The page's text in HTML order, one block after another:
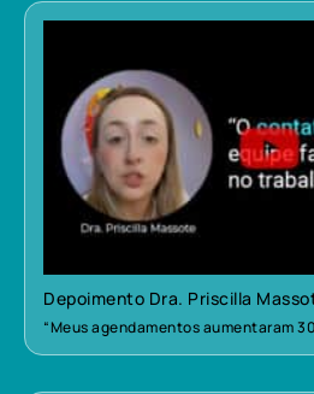
Depoimento Dra. Priscilla
“Meus agendamentos aumentaram